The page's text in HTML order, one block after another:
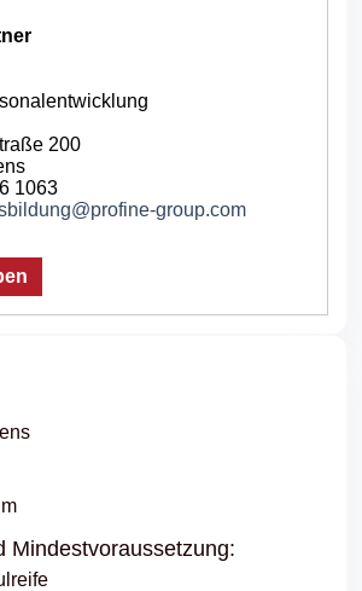
200
1063
group.com
Mindestvoraussetzung: